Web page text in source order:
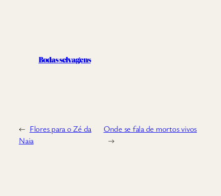
Bodas selvagens
← Flores para o Zé da
Naia
Onde se fala de mortos vivos
→